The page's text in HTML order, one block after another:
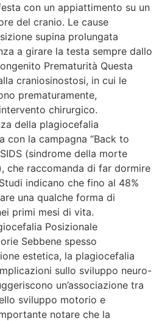
con un appiattimento su un
del cranio. Le cause
supina prolungata
a girare la testa sempre dallo
Prematurità Questa
craniosinostosi, in cui le
prematuramente,
chirurgico.
della plagiocefalia
con la campagna “Back to
(sindrome della morte
che raccomanda di far dormire
indicano che fino al 48%
una qualche forma di
primi mesi di vita.
Posizionale
Sebbene spesso
estetica, la plagiocefalia
sullo sviluppo neuro-
un’associazione tra
sviluppo motorio e
notare che la